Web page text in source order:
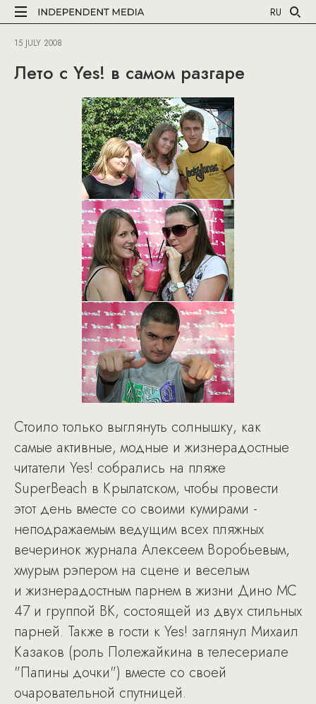
RU
15 JULY 2008
Лето с Yes! в самом разгаре
Стоило только выглянуть солнышку, как
самые активные, модные и жизнерадостные
читатели Yes! собрались на пляже
SuperBeach в Крылатском, чтобы провести
этот день вместе со своими кумирами -
неподражаемым ведущим всех пляжных
вечеринок журнала Алексеем Воробьевым,
хмурым рэпером на сцене и веселым
и жизнерадостным парнем в жизни Дино МС
47 и группой BK, состоящей из двух стильных
парней. Также в гости к Yes! заглянул Михаил
Казаков (роль Полежайкина в телесериале
"Папины дочки") вместе со своей
очаровательной спутницей.